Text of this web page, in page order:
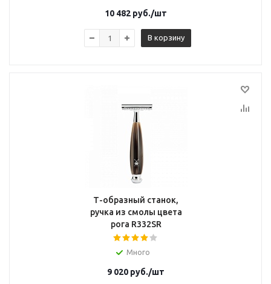
10 482 руб./шт
В корзину
Т-образный станок,
ручка из смолы цвета
рога R332SR
Много
9 020 руб./шт